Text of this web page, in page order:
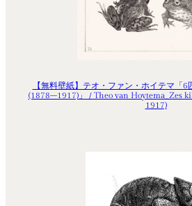
【無料壁紙】テオ・ファン・ホイテマ「
(1878–1917)」 / Theo van Hoytema_Zes
1917)